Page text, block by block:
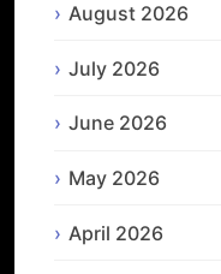
August 2026
July 2026
June 2026
May 2026
April 2026